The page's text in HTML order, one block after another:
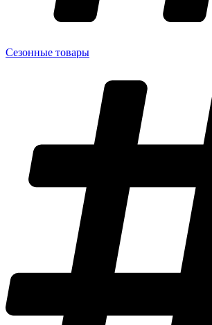
Сезонные товары